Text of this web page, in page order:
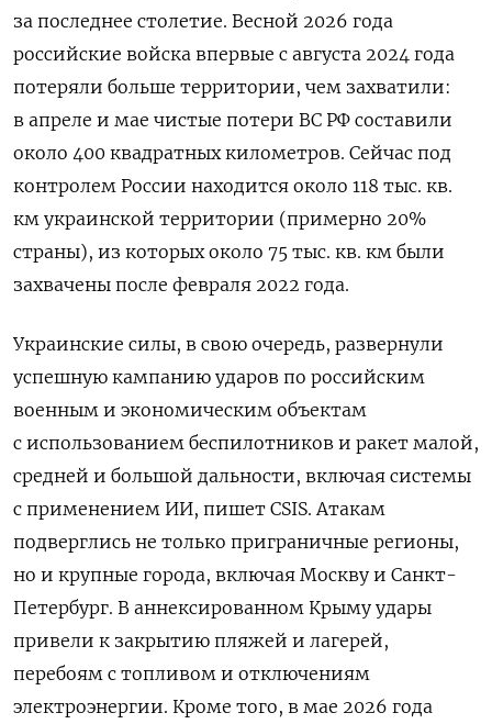
за последнее столетие. Весной 2026 года
российские войска впервые с августа 2024 года
потеряли больше территории, чем захватили:
в апреле и мае чистые потери ВС РФ составили
около 400 квадратных километров. Сейчас под
контролем России находится около 118 тыс. кв.
км украинской территории (примерно 20%
страны), из которых около 75 тыс. кв. км были
захвачены после февраля 2022 года.
Украинские силы, в свою очередь, развернули
успешную кампанию ударов по российским
военным и экономическим объектам
с использованием беспилотников и ракет малой,
средней и большой дальности, включая системы
с применением ИИ, пишет CSIS. Атакам
подверглись не только приграничные регионы,
но и крупные города, включая Москву и Санкт-
Петербург. В аннексированном Крыму удары
привели к закрытию пляжей и лагерей,
перебоям с топливом и отключениям
электроэнергии. Кроме того, в мае 2026 года